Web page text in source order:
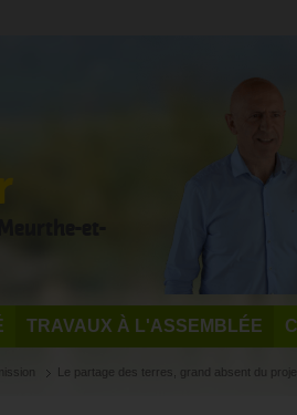
TRAVAUX À L'ASSEMBLÉE
Le partage des terres, grand absent du